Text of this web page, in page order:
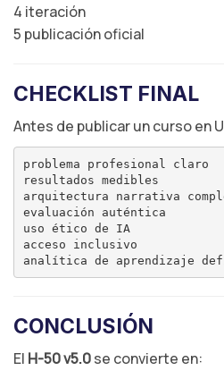
4 iteración
5 publicación oficial
CHECKLIST FINAL
Antes de publicar un curso en
problema profesional claro
resultados medibles
arquitectura narrativa
evaluación auténtica
uso ético de IA
acceso inclusivo
CONCLUSIÓN
El H-50 v5.0se convierte en: